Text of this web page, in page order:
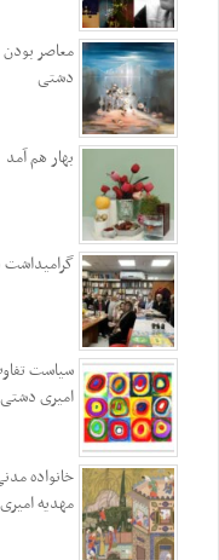
معاصر بودن
دشتی
بهار هم آمد
گرامیداشت
سیاست
امیری دشتی
خانواده
مهدیه